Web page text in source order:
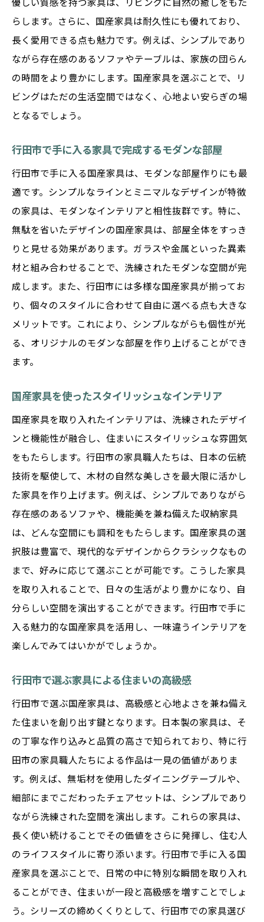
らします。さらに、国産家具は耐久性にも優れており、
長く愛用できる点も魅力です。例えば、シンプルであり
ながら存在感のあるソファやテーブルは、家族の団らん
の時間をより豊かにします。国産家具を選ぶことで、リ
ビングはただの生活空間ではなく、心地よい安らぎの場
となるでしょう。
行田市で手に入る家具で完成するモダンな部屋
行田市で手に入る国産家具は、モダンな部屋作りにも最
適です。シンプルなラインとミニマルなデザインが特徴
の家具は、モダンなインテリアと相性抜群です。特に、
無駄を省いたデザインの国産家具は、部屋全体をすっき
りと見せる効果があります。ガラスや金属といった異素
材と組み合わせることで、洗練されたモダンな空間が完
成します。また、行田市には多様な国産家具が揃ってお
り、個々のスタイルに合わせて自由に選べる点も大きな
メリットです。これにより、シンプルながらも個性が光
る、オリジナルのモダンな部屋を作り上げることができ
ます。
国産家具を使ったスタイリッシュなインテリア
国産家具を取り入れたインテリアは、洗練されたデザイ
ンと機能性が融合し、住まいにスタイリッシュな雰囲気
をもたらします。行田市の家具職人たちは、日本の伝統
技術を駆使して、木材の自然な美しさを最大限に活かし
た家具を作り上げます。例えば、シンプルでありながら
存在感のあるソファや、機能美を兼ね備えた収納家具
は、どんな空間にも調和をもたらします。国産家具の選
択肢は豊富で、現代的なデザインからクラシックなもの
まで、好みに応じて選ぶことが可能です。こうした家具
を取り入れることで、日々の生活がより豊かになり、自
分らしい空間を演出することができます。行田市で手に
入る魅力的な国産家具を活用し、一味違うインテリアを
楽しんでみてはいかがでしょうか。
行田市で選ぶ家具による住まいの高級感
行田市で選ぶ国産家具は、高級感と心地よさを兼ね備え
た住まいを創り出す鍵となります。日本製の家具は、そ
の丁寧な作り込みと品質の高さで知られており、特に行
田市の家具職人たちによる作品は一見の価値がありま
す。例えば、無垢材を使用したダイニングテーブルや、
細部にまでこだわったチェアセットは、シンプルであり
ながら洗練された空間を演出します。これらの家具は、
長く使い続けることでその価値をさらに発揮し、住む人
のライフスタイルに寄り添います。行田市で手に入る国
産家具を選ぶことで、日常の中に特別な瞬間を取り入れ
ることができ、住まいが一段と高級感を増すことでしょ
う。シリーズの締めくくりとして、行田市での家具選び